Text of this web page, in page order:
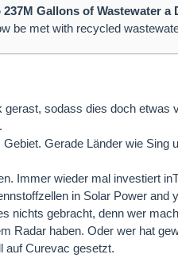
Gallons of Wastewater a
be met with recycled
sodass dies doch etwas
Gerade Länder wie Sing
Immer wieder mal investiert
in Solar Power and
nichts gebracht, denn wer
Radar haben. Oder wer hat
auf Curevac gesetzt.